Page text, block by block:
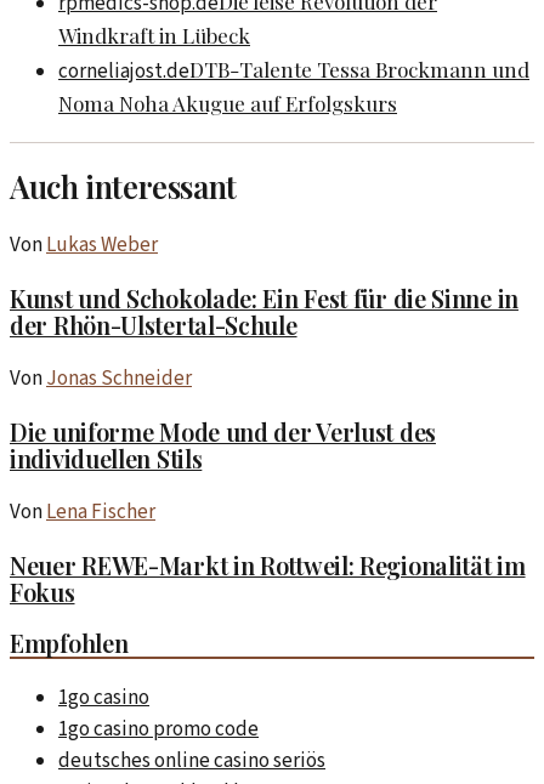
Windkraft in Lübeck
corneliajost.deDTB-Talente Tessa Brockmann und
Noma Noha Akugue auf Erfolgskurs
Auch interessant
VonLukas Weber
Kunst und Schokolade: Ein Fest für die Sinne in
der Rhön-Ulstertal-Schule
VonJonas Schneider
Die uniforme Mode und der Verlust des
individuellen Stils
VonLena Fischer
Neuer REWE-Markt in Rottweil: Regionalität im
Fokus
Empfohlen
1go casino
1go casino promo code
deutsches online casino seriös